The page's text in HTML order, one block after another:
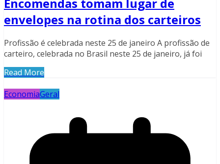
Encomendas tomam lugar de
envelopes na rotina dos carteiros
Profissão é celebrada neste 25 de janeiro A profissão de
carteiro, celebrada no Brasil neste 25 de janeiro, já foi
Read More
EconomiaGeral